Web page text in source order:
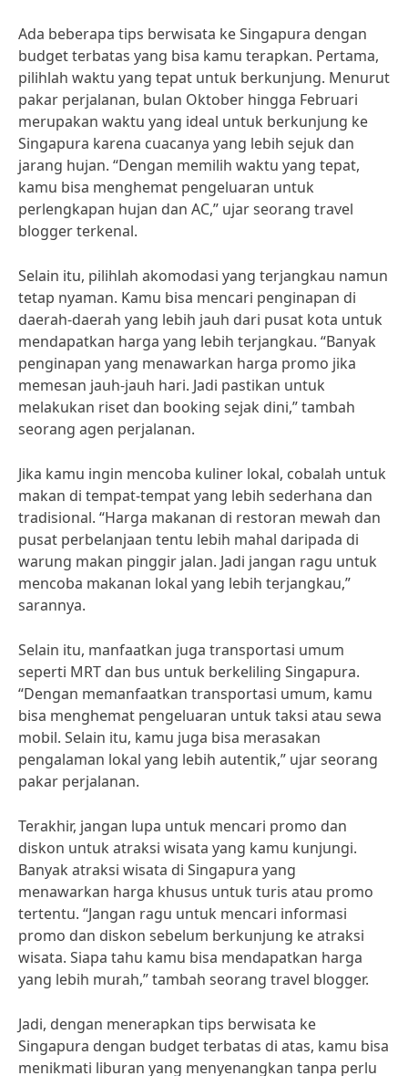
Ada beberapa tips berwisata ke Singapura dengan
budget terbatas yang bisa kamu terapkan. Pertama,
pilihlah waktu yang tepat untuk berkunjung. Menurut
pakar perjalanan, bulan Oktober hingga Februari
merupakan waktu yang ideal untuk berkunjung ke
Singapura karena cuacanya yang lebih sejuk dan
jarang hujan. “Dengan memilih waktu yang tepat,
kamu bisa menghemat pengeluaran untuk
perlengkapan hujan dan AC,” ujar seorang travel
blogger terkenal.
Selain itu, pilihlah akomodasi yang terjangkau namun
tetap nyaman. Kamu bisa mencari penginapan di
daerah-daerah yang lebih jauh dari pusat kota untuk
mendapatkan harga yang lebih terjangkau. “Banyak
penginapan yang menawarkan harga promo jika
memesan jauh-jauh hari. Jadi pastikan untuk
melakukan riset dan booking sejak dini,” tambah
seorang agen perjalanan.
Jika kamu ingin mencoba kuliner lokal, cobalah untuk
makan di tempat-tempat yang lebih sederhana dan
tradisional. “Harga makanan di restoran mewah dan
pusat perbelanjaan tentu lebih mahal daripada di
warung makan pinggir jalan. Jadi jangan ragu untuk
mencoba makanan lokal yang lebih terjangkau,”
sarannya.
Selain itu, manfaatkan juga transportasi umum
seperti MRT dan bus untuk berkeliling Singapura.
“Dengan memanfaatkan transportasi umum, kamu
bisa menghemat pengeluaran untuk taksi atau sewa
mobil. Selain itu, kamu juga bisa merasakan
pengalaman lokal yang lebih autentik,” ujar seorang
pakar perjalanan.
Terakhir, jangan lupa untuk mencari promo dan
diskon untuk atraksi wisata yang kamu kunjungi.
Banyak atraksi wisata di Singapura yang
menawarkan harga khusus untuk turis atau promo
tertentu. “Jangan ragu untuk mencari informasi
promo dan diskon sebelum berkunjung ke atraksi
wisata. Siapa tahu kamu bisa mendapatkan harga
yang lebih murah,” tambah seorang travel blogger.
Jadi, dengan menerapkan tips berwisata ke
Singapura dengan budget terbatas di atas, kamu bisa
menikmati liburan yang menyenangkan tanpa perlu